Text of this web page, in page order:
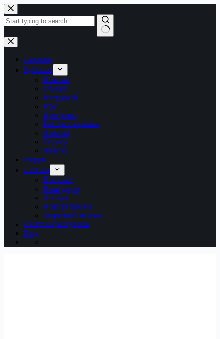
Перейти
до
вмісту
Немає
результатів
Головна
Рубрики
Новини
Обзори
Інструкції
Ігри
Програми
Робоче оточення
Android
Сервер
Железо
Форум
LTB.net
Про сайт
Наші друзі
Автори
Пожертвувати
Зворотній зв’язок
Статті користувачів
Вхід